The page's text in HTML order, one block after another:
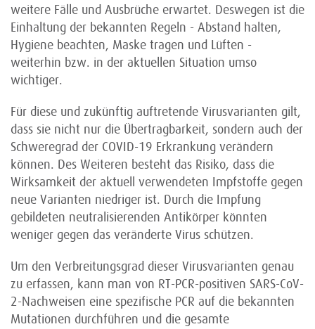
weitere Fälle und Ausbrüche erwartet. Deswegen ist die
Einhaltung der bekannten Regeln - Abstand halten,
Hygiene beachten, Maske tragen und Lüften -
weiterhin bzw. in der aktuellen Situation umso
wichtiger.
Für diese und zukünftig auftretende Virusvarianten gilt,
dass sie nicht nur die Übertragbarkeit, sondern auch der
Schweregrad der COVID-19 Erkrankung verändern
können. Des Weiteren besteht das Risiko, dass die
Wirksamkeit der aktuell verwendeten Impfstoffe gegen
neue Varianten niedriger ist. Durch die Impfung
gebildeten neutralisierenden Antikörper könnten
weniger gegen das veränderte Virus schützen.
Um den Verbreitungsgrad dieser Virusvarianten genau
zu erfassen, kann man von RT-PCR-positiven SARS-CoV-
2-Nachweisen eine spezifische PCR auf die bekannten
Mutationen durchführen und die gesamte